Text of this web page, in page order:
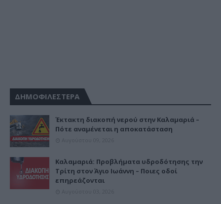
ΔΗΜΟΦΙΛΕΣΤΕΡΑ
Έκτακτη διακοπή νερού στην Καλαμαριά –
Πότε αναμένεται η αποκατάσταση
Καλαμαριά: Προβλήματα υδροδότησης την
Τρίτη στον Άγιο Ιωάννη – Ποιες οδοί
επηρεάζονται